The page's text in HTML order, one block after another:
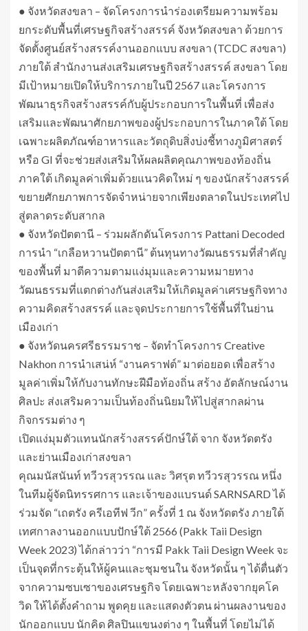
● จังหวัดสงขลา – จัดโครงการนำร่องเตรียมความพร้อม
ยกระดับพื้นที่เศรษฐกิจสร้างสรรค์ จังหวัดสงขลา ด้วยการ
จัดตั้งศูนย์สร้างสรรค์งานออกแบบ สงขลา (TCDC สงขลา)
ภายใต้ สำนักงานส่งเสริมเศรษฐกิจสร้างสรรค์ สงขลา โดย
มีเป้าหมายเปิดให้บริการภายในปี 2567 และโครงการ
พัฒนาธุรกิจสร้างสรรค์กับผู้ประกอบการในพื้นที่ เพื่อส่ง
เสริมและพัฒนาศักยภาพของผู้ประกอบการในภาคใต้ โดย
เฉพาะผลิตภัณฑ์อาหารและวัตถุดิบสิ่งบ่งชี้ทางภูมิศาสตร์
หรือ GI ที่จะช่วยส่งเสริมให้ผลผลิตคุณภาพของท้องถิ่น
ภาคใต้ เกิดมูลค่าเพิ่มด้วยแนวคิดใหม่ ๆ ของนักสร้างสรรค์
ขยายศักยภาพการจัดจำหน่ายจากเพียงตลาดในประเทศไป
สู่ตลาดระดับสากล
● จังหวัดปัตตานี – ร่วมผลักดันโครงการ Pattani Decoded
การนำ “เกลือหวานปัตตานี” ต้นทุนทางวัฒนธรรมที่สำคัญ
ของพื้นที่ มาตีความตามแง่มุมและความหมายทาง
วัฒนธรรมที่แตกต่างกันส่งเสริมให้เกิดมูลค่าเศรษฐกิจทาง
ความคิดสร้างสรรค์ และจุดประกายการใช้พื้นที่ในย่าน
เมืองเก่า
● จังหวัดนครศรีธรรมราช – จัดทำโครงการ Creative
Nakhon การนำเสน่ห์ “งานคราฟต์” มาต่อยอด เพื่อสร้าง
มูลค่าเพิ่มให้กับงานทักษะฝีมือท้องถิ่น สร้าง อัตลักษณ์งาน
ศิลปะ ส่งเสริมความเป็นท้องถิ่นนิยมให้ไปสู่สากลผ่าน
กิจกรรมต่าง ๆ
เปิดแง่มุมตัวแทนนักสร้างสรรค์ปักษ์ใต้ จาก จังหวัดตรัง
และย่านเมืองเก่าสงขลา
คุณมนัสนันท์ ทวีวรสุวรรณ และ วิศรุต ทวีวรสุวรรณ หนึ่ง
ในทีมผู้จัดนิทรรศการ และเจ้าของแบรนด์ SARNSARD ได้
ร่วมจัด “เถตรัง ครีเอทีฟ วีก” ครั้งที่ 1 ณ จังหวัดตรัง ภายใต้
เทศกาลงานออกแบบปักษ์ใต้ 2566 (Pakk Taii Design
Week 2023) ได้กล่าวว่า “การมี Pakk Taii Design Week จะ
เป็นจุดที่กระตุ้นให้ผู้คนและชุมชนใน จังหวัดนั้น ๆ ได้ตื่นตัว
จากความซบเซาของเศรษฐกิจ โดยเฉพาะหลังจากยุคโค
วิด ให้ได้ตั้งคำถาม พูดคุย และแสดงตัวตน ผ่านผลงานของ
นักออกแบบ นักคิด ศิลปินแขนงต่าง ๆ ในพื้นที่ โดยไม่ได้